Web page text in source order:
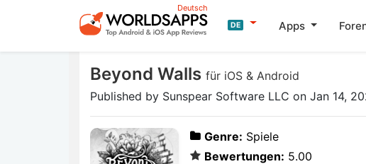
Deutsch
DE Apps
Beyond Walls für iOS & Android
Published by Sunspear Software LLC on Jan 14,
Genre: Spiele
Bewertungen: 5.00